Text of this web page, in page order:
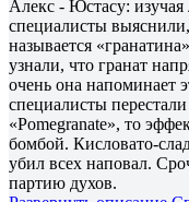
Алекс - Юстасу:
специалисты
называется
узнали, что гранат
очень она напоминает
специалисты
«Pomegranate», то
бомбой. Кисловато-
убил всех наповал.
партию духов.